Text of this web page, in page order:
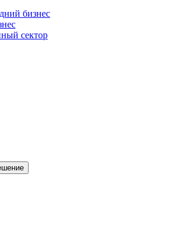
бизнес
сектор